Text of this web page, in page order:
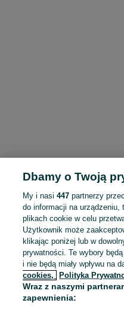
To ogłoszenie
Dbamy o Twoją
My i nasi447 partnerzy
do informacji na
plikach cookie w celu
Użytkownik może
klikając poniżej lub w
prywatności. Te wybory
i nie będą miały wpływu na
cookies,
Polityka
Wraz z naszymi
zapewnienia: